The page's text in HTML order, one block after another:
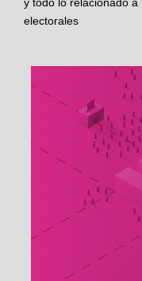
y todo lo relacionado
electorales